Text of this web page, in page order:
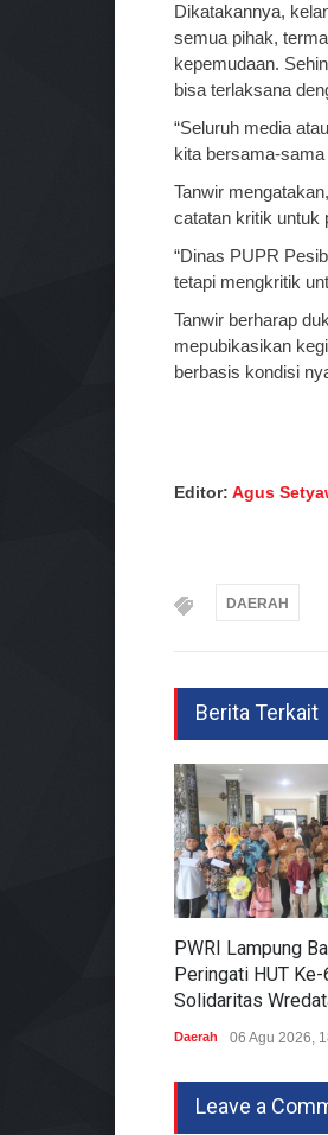
Dikatakannya,
semua pihak,
kepemudaan.
bisa terlaksana
“Seluruh media
kita bersama-
Tanwir
catatan kritik untuk
“Dinas PUPR
tetapi mengkritik
Tanwir berharap
mepubikasikan
berbasis kondisi
Editor: Agus
DAERAH
Berita Terkait
PWRI Lampung
Peringati HUT
Solidaritas
Daerah 06 Agu 2026,
Leave a